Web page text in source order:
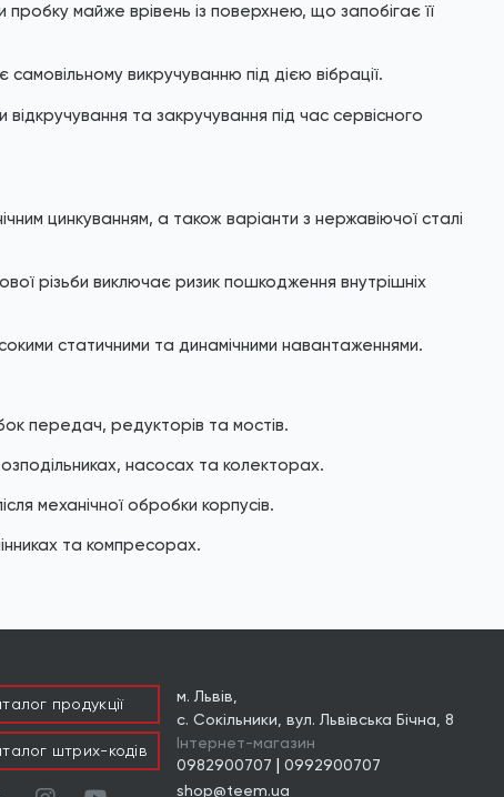
майже врівень із поверхнею, що запобігає її
викручуванню під дією вібрації.
та закручування під час сервісного
цинкуванням, а також варіанти з нержавіючої сталі
різьби виключає ризик пошкодження внутрішніх
статичними та динамічними навантаженнями.
передач, редукторів та мостів.
насосах та колекторах.
механічної обробки корпусів.
та компресорах.
продукцiї
штрих-кодів
м. Львів,
с. Сокільники, вул. Львівська Бічна, 8
Інтернет-магазин
0982900707
0992900707
shop@teem.ua